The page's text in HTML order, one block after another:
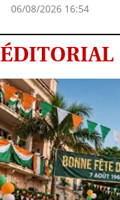
06/08/2026 16:54
ÉDITORIAL